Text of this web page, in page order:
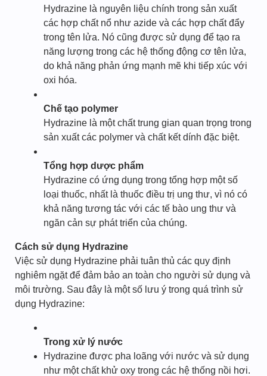
Hydrazine là nguyên liệu chính trong sản xuất
các hợp chất nổ như azide và các hợp chất đẩy
trong tên lửa. Nó cũng được sử dụng để tạo ra
năng lượng trong các hệ thống động cơ tên lửa,
do khả năng phản ứng mạnh mẽ khi tiếp xúc với
oxi hóa.
Chế tạo polymer
Hydrazine là một chất trung gian quan trọng trong
sản xuất các polymer và chất kết dính đặc biệt.
Tổng hợp dược phẩm
Hydrazine có ứng dụng trong tổng hợp một số
loại thuốc, nhất là thuốc điều trị ung thư, vì nó có
khả năng tương tác với các tế bào ung thư và
ngăn cản sự phát triển của chúng.
Cách sử dụng Hydrazine
Việc sử dụng Hydrazine phải tuân thủ các quy định
nghiêm ngặt để đảm bảo an toàn cho người sử dụng và
môi trường. Sau đây là một số lưu ý trong quá trình sử
dụng Hydrazine:
Trong xử lý nước
Hydrazine được pha loãng với nước và sử dụng
như một chất khử oxy trong các hệ thống nồi hơi.